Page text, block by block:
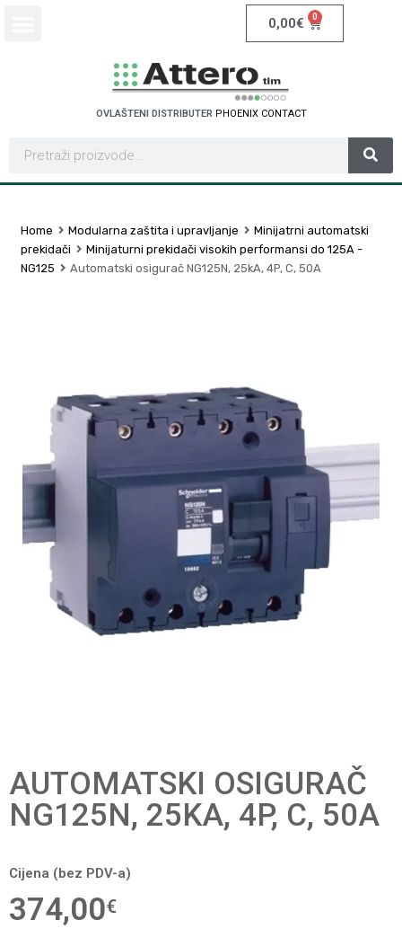
0,00€ 0
OVLAŠTENI DISTRIBUTER PHOENIX CONTACT
Home Modularna zaštita i upravljanje
Minijatrni automatski
prekidači
Minijaturni prekidači visokih performansi do 125A -
NG125
Automatski osigurač NG125N, 25kA, 4P, C, 50A
AUTOMATSKI OSIGURAČ
NG125N, 25KA, 4P, C, 50A
Cijena (bez PDV-a)
374,00€